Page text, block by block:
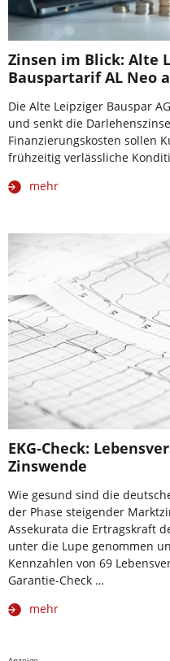
Zinsen im Blick: Alte
Bauspartarif AL Neo
Die Alte Leipziger Bauspar
und senkt die
Finanzierungskosten sollen
frühzeitig verlässliche
mehr
EKG-Check:
Zinswende
Wie gesund sind die
der Phase steigender
Assekurata die Ertragskraft
unter die Lupe genommen
Kennzahlen von 69
Garantie-Check …
mehr